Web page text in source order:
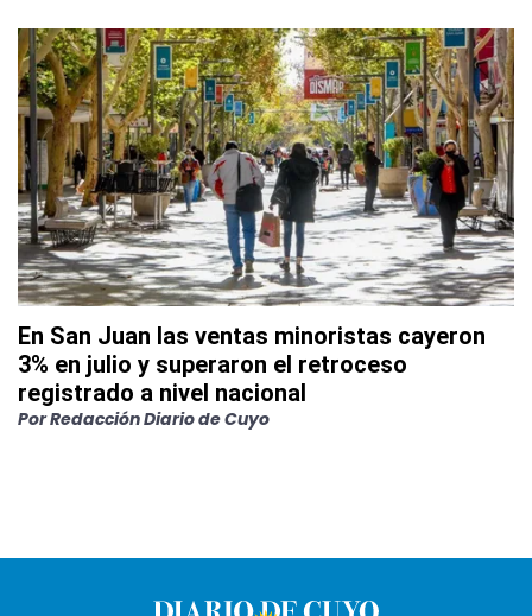
En San Juan las ventas minoristas cayeron
3% en julio y superaron el retroceso
registrado a nivel nacional
PorRedacción Diario de Cuyo